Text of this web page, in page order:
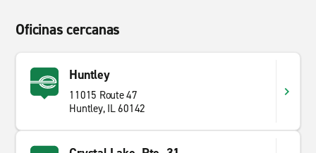
Oficinas cercanas
Huntley
11015 Route 47
Huntley, IL 60142